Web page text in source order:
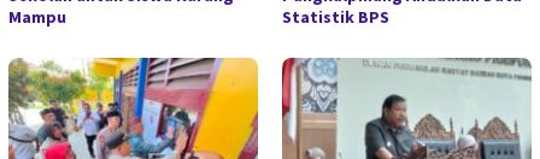
Mampu
Statistik BPS